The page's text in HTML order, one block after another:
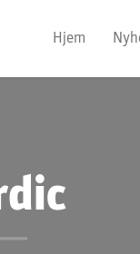
Hjem